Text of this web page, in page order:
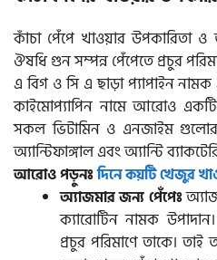
কাঁচা পেঁপে খাওয়ার উপকারিতা
ঔষধি গুন সম্পন্ন পেঁপেতে প্রচুর
এ বিগ ও সি এ ছাড়া প্যাপাইন
কাইমোপ্যাপিন নামে আরোও
সকল ভিটামিন ও এনজাইম গুলোর
অ্যান্টিফাঙ্গাল এবং অ্যান্টি
আরোও পড়ুনঃদিনে কয়টি খেজুর
অ্যাজমার জন্য পেঁপেঃ
ক্যারোটিন নামক
প্রচুর পরিমাণে তাকে।